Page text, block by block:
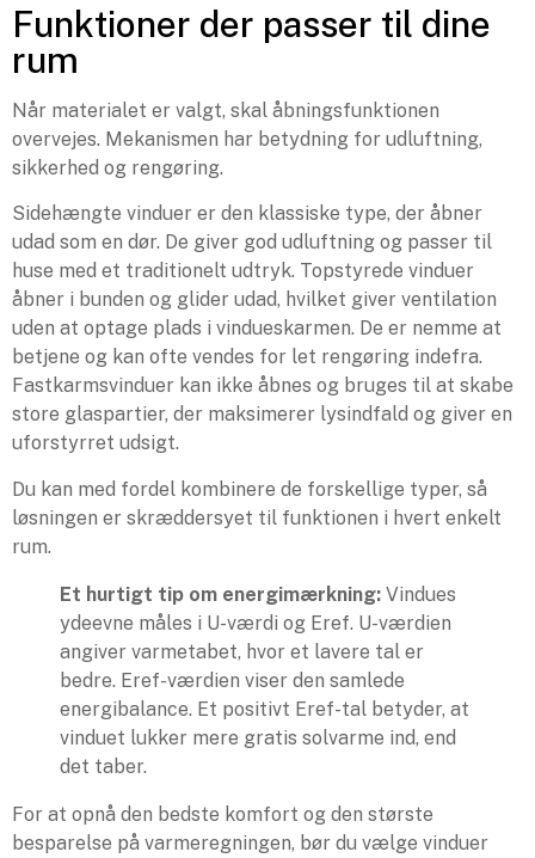
Funktioner der passer til dine
rum
Når materialet er valgt, skal åbningsfunktionen
overvejes. Mekanismen har betydning for udluftning,
sikkerhed og rengøring.
Sidehængte vinduer er den klassiske type, der åbner
udad som en dør. De giver god udluftning og passer til
huse med et traditionelt udtryk. Topstyrede vinduer
åbner i bunden og glider udad, hvilket giver ventilation
uden at optage plads i vindueskarmen. De er nemme at
betjene og kan ofte vendes for let rengøring indefra.
Fastkarmsvinduer kan ikke åbnes og bruges til at skabe
store glaspartier, der maksimerer lysindfald og giver en
uforstyrret udsigt.
Du kan med fordel kombinere de forskellige typer, så
løsningen er skræddersyet til funktionen i hvert enkelt
rum.
Et hurtigt tip om energimærkning: Vindues
ydeevne måles i U-værdi og Eref. U-værdien
angiver varmetabet, hvor et lavere tal er
bedre. Eref-værdien viser den samlede
energibalance. Et positivt Eref-tal betyder, at
vinduet lukker mere gratis solvarme ind, end
det taber.
For at opnå den bedste komfort og den største
besparelse på varmeregningen, bør du vælge vinduer